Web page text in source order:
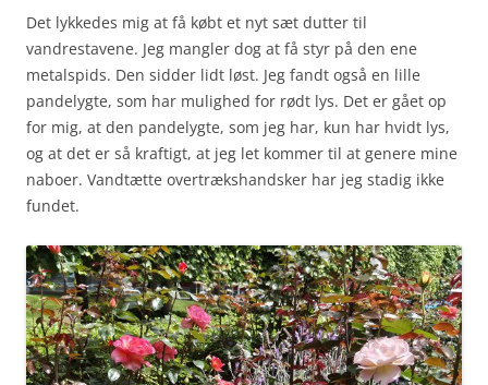
Det lykkedes mig at få købt et nyt sæt dutter til
vandrestavene. Jeg mangler dog at få styr på den ene
metalspids. Den sidder lidt løst. Jeg fandt også en lille
pandelygte, som har mulighed for rødt lys. Det er gået op
for mig, at den pandelygte, som jeg har, kun har hvidt lys,
og at det er så kraftigt, at jeg let kommer til at genere mine
naboer. Vandtætte overtrækshandsker har jeg stadig ikke
fundet.